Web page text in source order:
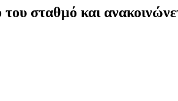
σταθμό και